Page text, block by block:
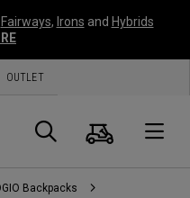
Fairways, Irons and Hybrids
OUTLET
Panier
Backpacks